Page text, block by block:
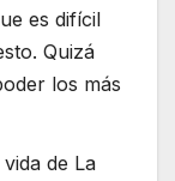
es difícil
Quizá
los más
de La